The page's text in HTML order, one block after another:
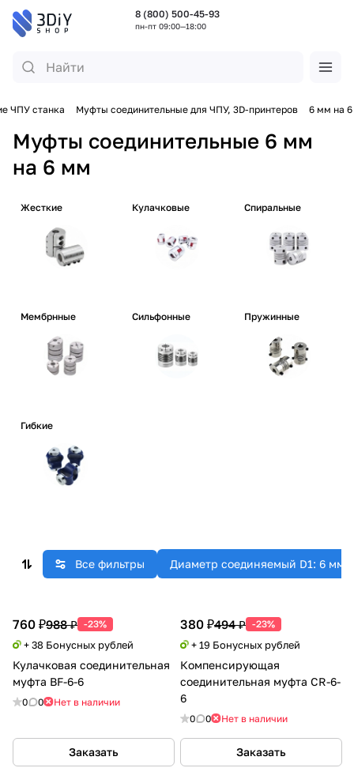
8 (800) 500-45-93
пн-пт 09:00—18:00
ЧПУ станка Муфты соединительные для ЧПУ, 3D-принтеров 6 мм на
Муфты соединительные 6 мм
на 6 мм
Жесткие Кулачковые Спиральные
Мембрнные Сильфонные Пружинные
Гибкие
Все фильтры Диаметр соединяемый D1: 6 мм
760 ₽988 ₽ -23%
+ 38 Бонусных рублей
Кулачковая соединительная
муфта BF-6-6
0 0 Нет в наличии
Заказать
380 ₽494 ₽ -23%
+ 19 Бонусных рублей
Компенсирующая
соединительная муфта CR-6-
6
0 0 Нет в наличии
Заказать